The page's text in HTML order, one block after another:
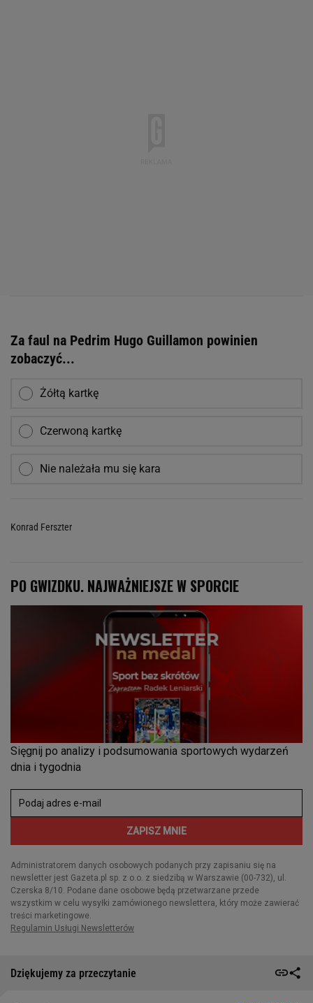
Za faul na Pedrim Hugo Guillamon powinien
zobaczyć...
Żółtą kartkę
Czerwoną kartkę
Nie należała mu się kara
Konrad Ferszter
Dziękujemy za przeczytanie